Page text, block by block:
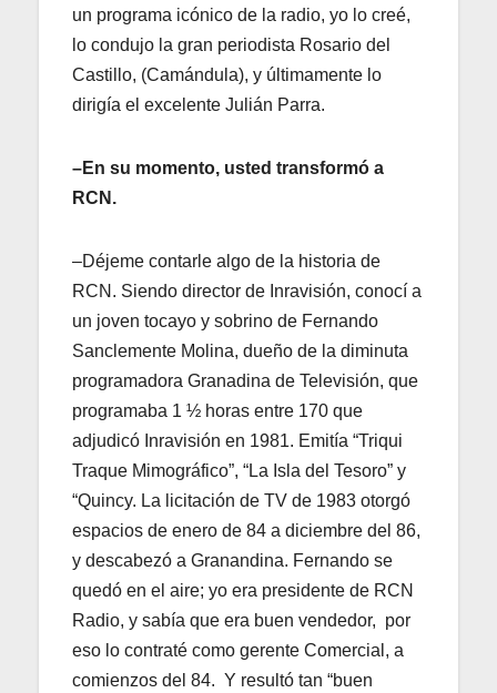
un programa icónico de la radio, yo lo creé,
lo condujo la gran periodista Rosario del
Castillo, (Camándula), y últimamente lo
dirigía el excelente Julián Parra.
–En su momento, usted transformó a
RCN.
–Déjeme contarle algo de la historia de
RCN. Siendo director de Inravisión, conocí a
un joven tocayo y sobrino de Fernando
Sanclemente Molina, dueño de la diminuta
programadora Granadina de Televisión, que
programaba 1 ½ horas entre 170 que
adjudicó Inravisión en 1981. Emitía “Triqui
Traque Mimográfico”, “La Isla del Tesoro” y
“Quincy. La licitación de TV de 1983 otorgó
espacios de enero de 84 a diciembre del 86,
y descabezó a Granandina. Fernando se
quedó en el aire; yo era presidente de RCN
Radio, y sabía que era buen vendedor, por
eso lo contraté como gerente Comercial, a
comienzos del 84. Y resultó tan “buen